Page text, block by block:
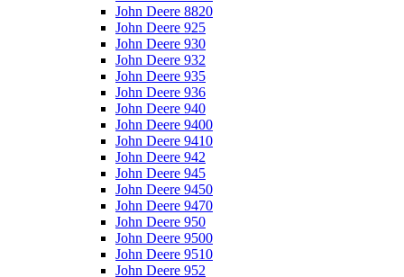
John Deere 8820
John Deere 925
John Deere 930
John Deere 932
John Deere 935
John Deere 936
John Deere 940
John Deere 9400
John Deere 9410
John Deere 942
John Deere 945
John Deere 9450
John Deere 9470
John Deere 950
John Deere 9500
John Deere 9510
John Deere 952